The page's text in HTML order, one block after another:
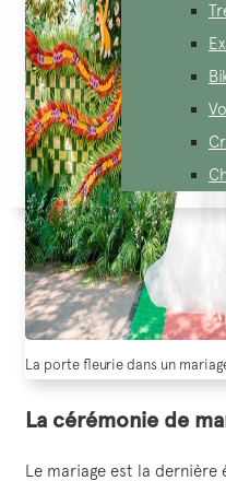
La porte fleurie dans un
La cérémonie de
Le mariage est la dernière